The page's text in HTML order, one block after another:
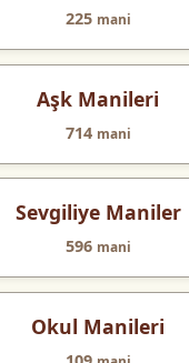
225 mani
Aşk Manileri
714 mani
Sevgiliye Maniler
596 mani
Okul Manileri